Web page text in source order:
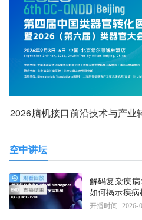
2026脑机接口前沿技术与产业
空中讲坛
解码复杂疾
如何揭示疾病
开播时间: 2026-